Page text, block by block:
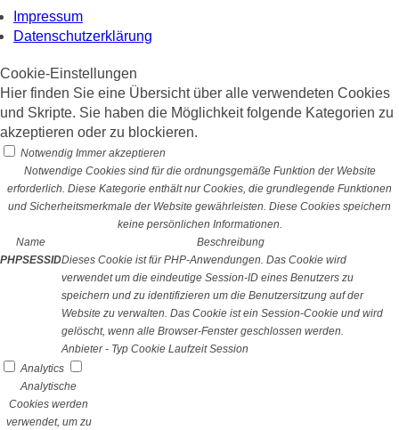
Impressum
Datenschutzerklärung
Cookie-Einstellungen
Hier finden Sie eine Übersicht über alle verwendeten Cookies
und Skripte. Sie haben die Möglichkeit folgende Kategorien zu
akzeptieren oder zu blockieren.
Notwendig Immer akzeptieren
Notwendige Cookies sind für die ordnungsgemäße Funktion der Website
erforderlich. Diese Kategorie enthält nur Cookies, die grundlegende Funktionen
und Sicherheitsmerkmale der Website gewährleisten. Diese Cookies speichern
keine persönlichen Informationen.
Name
Beschreibung
PHPSESSIDDieses Cookie ist für PHP-Anwendungen. Das Cookie wird
verwendet um die eindeutige Session-ID eines Benutzers zu
speichern und zu identifizieren um die Benutzersitzung auf der
Website zu verwalten. Das Cookie ist ein Session-Cookie und wird
gelöscht, wenn alle Browser-Fenster geschlossen werden.
Anbieter - Typ Cookie Laufzeit Session
Analytics
Analytische
Cookies werden
verwendet, um zu